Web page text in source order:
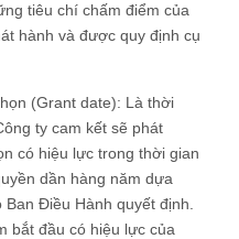
tiêu chí chấm điểm của
hành và được quy định cụ
(Grant date): Là thời
ty cam kết sẽ phát
có hiệu lực trong thời gian
dần hàng năm dựa
Điều Hành quyết định.
bắt đầu có hiệu lực của